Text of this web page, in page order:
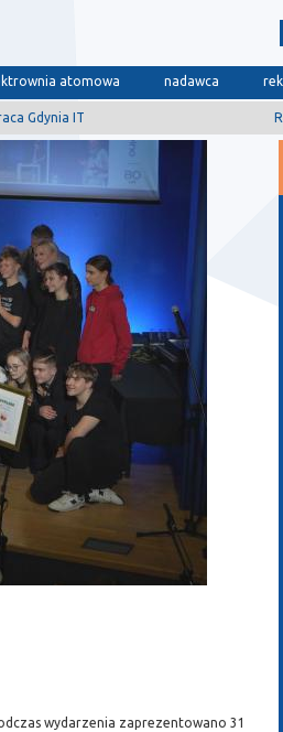
atomowa nadawca
Gdynia IT
wydarzenia zaprezentowano 31